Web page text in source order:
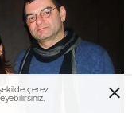
çerez